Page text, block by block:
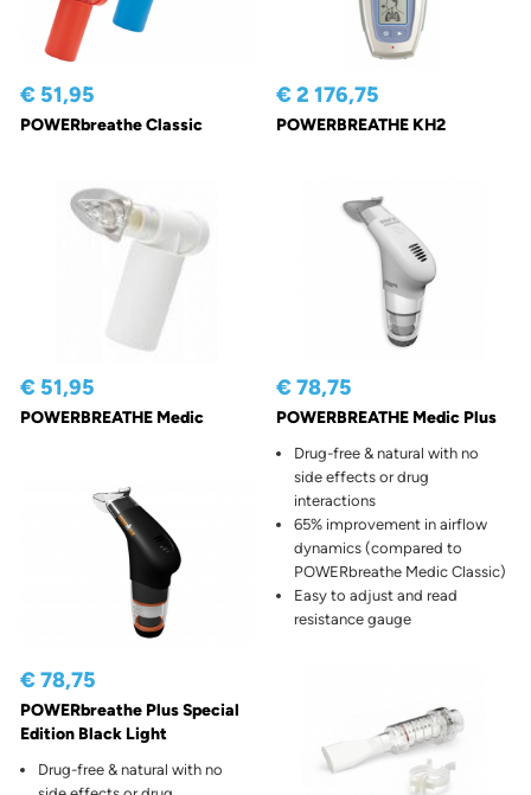
€ 51,95
POWERbreathe Classic
€ 2 176,75
POWERBREATHE KH2
€ 51,95
POWERBREATHE Medic
€ 78,75
POWERBREATHE Medic Plus
Drug-free & natural with no
side effects or drug
interactions
65% improvement in airflow
dynamics (compared to
POWERbreathe Medic Classic)
Easy to adjust and read
resistance gauge
€ 78,75
POWERbreathe Plus Special
Edition Black Light
Drug-free & natural with no